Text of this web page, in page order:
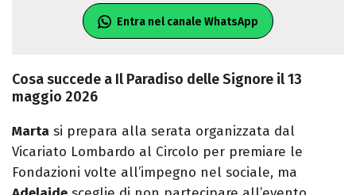
Entra nel canale WhatsApp
Cosa succede a Il Paradiso delle Signore il 13
maggio 2026
Marta si prepara alla serata organizzata dal
Vicariato Lombardo al Circolo per premiare le
Fondazioni volte all’impegno nel sociale, ma